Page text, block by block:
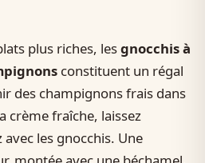
plus riches, lesgnocchis à
constituent un régal
des champignons frais dans
crème fraîche, laissez
les gnocchis. Une